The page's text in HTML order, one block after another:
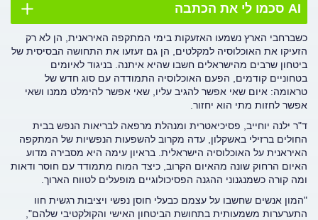
AI סכמו לי את הכתבה
כשברחבי הארץ נשמעו האזעקות בימי המתקפה האיראנית, הן לא רק
הזעיקו את האוכלוסיה למקלטים, הן גם זעזעו את התחושה הבסיסית של
ביטחון שרבים מהישראלים חשבו שהיא איתנה. בניגוד לאיומים
בטחוניים קודמים, הפעם האוכלוסיה התמודדה עם סוג חדש של
טראומה: איום שאי אפשר להגיב עליו, שאי אפשר להימלט ממנו ושאי
אפשר לחזות מתי הוא יחזור.
ד"ר ילנה יוחייב, פסיכיאטרית ומנהלת מרפאה לבריאות הנפש בבית
החולים ברזילי באשקלון, עדה מקרוב להשפעות הנפשיות של המתקפה
האיראנית על האוכלוסיה הישראלית. בראיון עימה היא מסבירה מדוע
האיום הרחוק שונה מהאיום הקרוב, כיצד המוח מתמודד עם חוסר ודאות
ומה קורה כשמנגנוני ההגנה הפסיכולוגיים מופעלים לטווח הארוך.
"המון אנשים שחשבו על עצמם כבעלי חוסן נפשי ויציבות רגשית חוו
התערערות משמעותית בתחושת הביטחון האישי והקולקטיבי שלהם",